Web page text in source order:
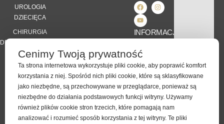
UROLOGIA
DZIECIĘCA
CHIRURGIA
DERMATOLOGICZNA
DIETETYKA
KLINICZNA
INFORMACJE
Karta Praw
Pacjenta
RODO
Polityka
Prywatności
Cenimy Twoją prywatność
Ta strona internetowa wykorzystuje pliki cookie, aby poprawić komfort
korzystania z niej. Spośród nich pliki cookie, które są sklasyfikowane
jako niezbędne, są przechowywane w przeglądarce, ponieważ są
niezbędne do działania podstawowych funkcji witryny. Używamy
również plików cookie stron trzecich, które pomagają nam
analizować i rozumieć sposób korzystania z tej witryny. Te pliki